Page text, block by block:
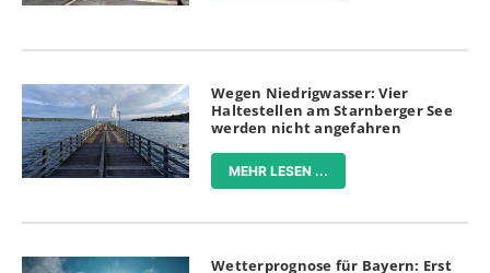
Wegen Niedrigwasser: Vier
Haltestellen am Starnberger See
werden nicht angefahren
MEHR LESEN ...
Wetterprognose für Bayern: Erst